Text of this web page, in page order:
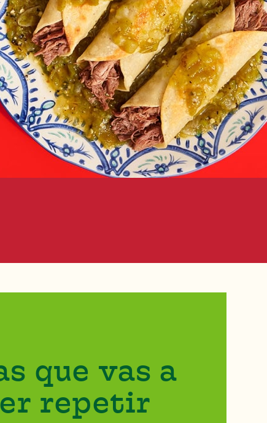
que vas a
repetir